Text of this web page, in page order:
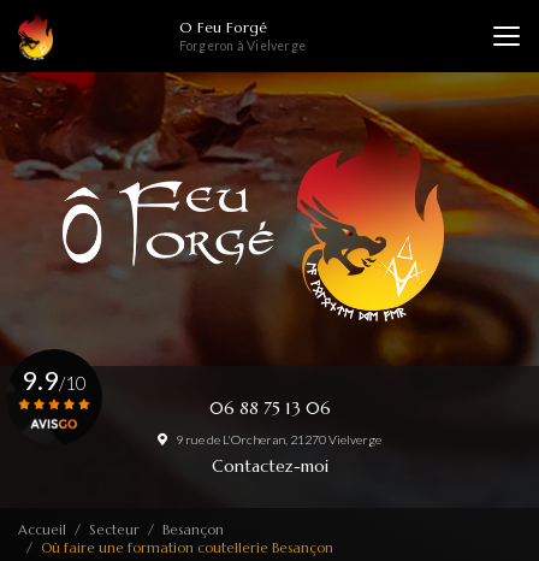
contenu
principal
O Feu Forgé
Forgeron à Vielverge
06 88 75 13 06
9 rue de L'Orcheran, 21270 Vielverge
Contactez-moi
9.9/10
Accueil Secteur
Besançon
Où faire une formation coutellerie Besançon